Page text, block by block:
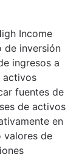
Income
de inversión
ingresos a
activos
fuentes de
de activos
en
valores de